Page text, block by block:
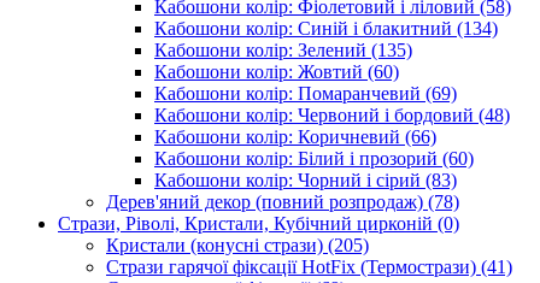
Кабошони колір: Фіолетовий і ліловий (58)
Кабошони колір: Синій і блакитний (134)
Кабошони колір: Зелений (135)
Кабошони колір: Жовтий (60)
Кабошони колір: Помаранчевий (69)
Кабошони колір: Червоний і бордовий (48)
Кабошони колір: Коричневий (66)
Кабошони колір: Білий і прозорий (60)
Кабошони колір: Чорний і сірий (83)
Дерев'яний декор (повний розпродаж) (78)
Стрази, Ріволі, Кристали, Кубічний цирконій (0)
Кристали (конусні стрази) (205)
Стрази гарячої фіксації HotFix (Термострази) (41)